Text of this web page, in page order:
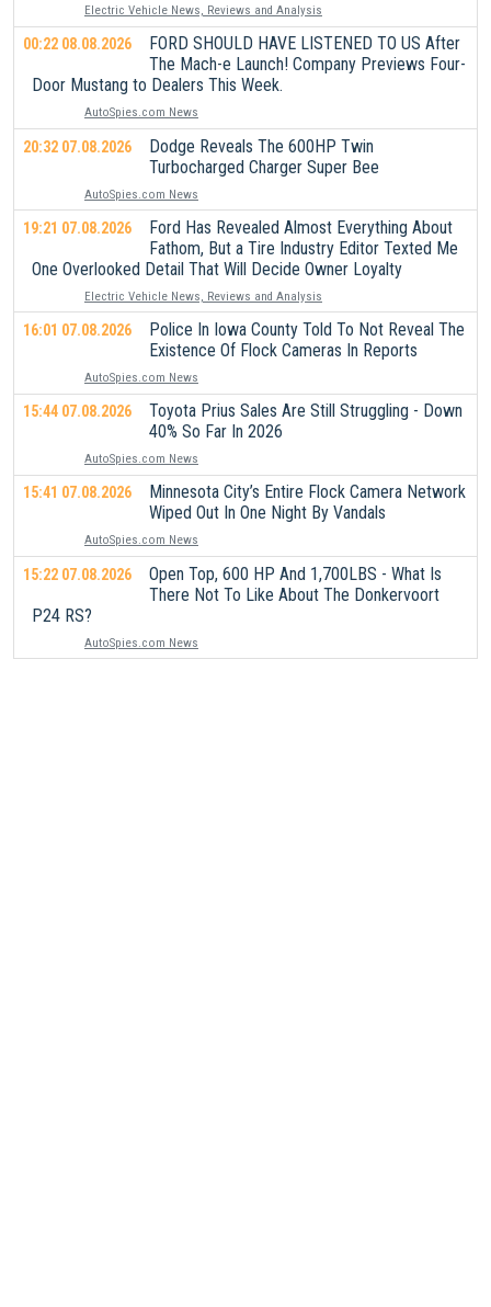
Electric Vehicle News, Reviews and Analysis
00:22 08.08.2026
FORD SHOULD HAVE LISTENED TO US After
The Mach-e Launch! Company Previews Four-
Door Mustang to Dealers This Week.
AutoSpies.com News
20:32 07.08.2026
Dodge Reveals The 600HP Twin
Turbocharged Charger Super Bee
AutoSpies.com News
19:21 07.08.2026
Ford Has Revealed Almost Everything About
Fathom, But a Tire Industry Editor Texted Me
One Overlooked Detail That Will Decide Owner Loyalty
Electric Vehicle News, Reviews and Analysis
16:01 07.08.2026
Police In Iowa County Told To Not Reveal The
Existence Of Flock Cameras In Reports
AutoSpies.com News
15:44 07.08.2026
Toyota Prius Sales Are Still Struggling - Down
40% So Far In 2026
AutoSpies.com News
15:41 07.08.2026
Minnesota City’s Entire Flock Camera Network
Wiped Out In One Night By Vandals
AutoSpies.com News
15:22 07.08.2026
Open Top, 600 HP And 1,700LBS - What Is
There Not To Like About The Donkervoort
P24 RS?
AutoSpies.com News